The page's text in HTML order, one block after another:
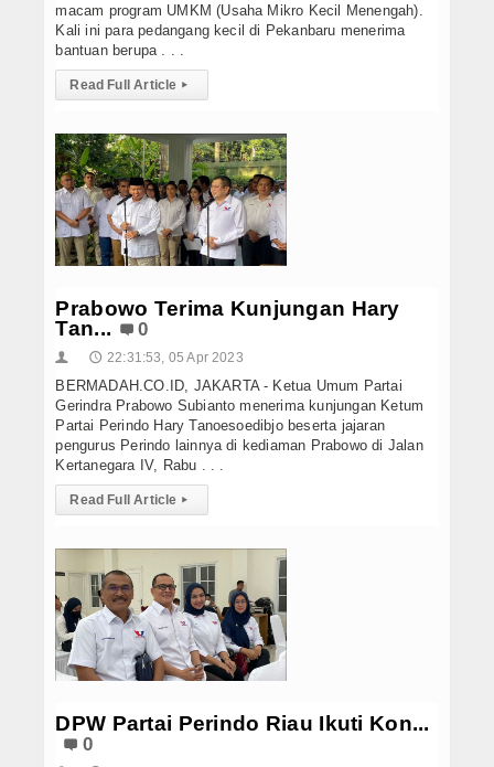
macam program UMKM (Usaha Mikro Kecil Menengah).
Kali ini para pedangang kecil di Pekanbaru menerima
bantuan berupa . . .
Read Full Article ▸
Prabowo Terima Kunjungan Hary
Tan...
0
👤 🕔 22:31:53, 05 Apr 2023
BERMADAH.CO.ID, JAKARTA - Ketua Umum Partai
Gerindra Prabowo Subianto menerima kunjungan Ketum
Partai Perindo Hary Tanoesoedibjo beserta jajaran
pengurus Perindo lainnya di kediaman Prabowo di Jalan
Kertanegara IV, Rabu . . .
Read Full Article ▸
DPW Partai Perindo Riau Ikuti Kon...
0